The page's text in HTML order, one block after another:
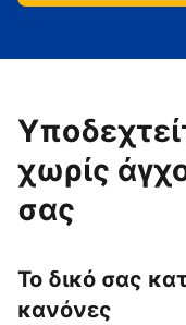
χωρίς
σας
Το δικό σας
κανόνες